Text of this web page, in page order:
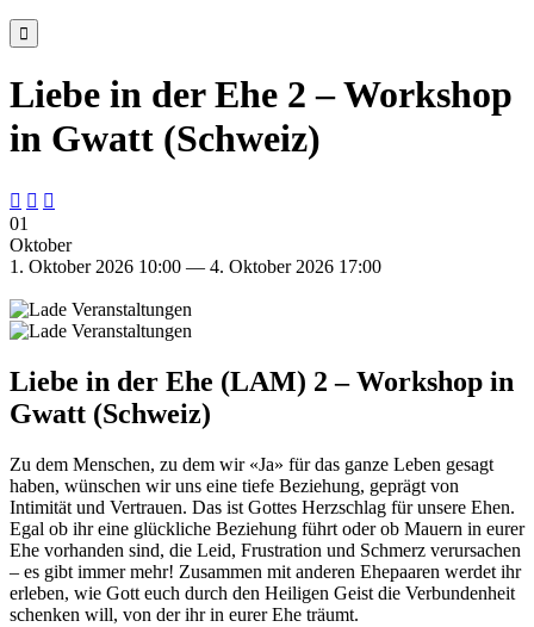

Liebe in der Ehe 2 – Workshop
in Gwatt (Schweiz)
  
01
Oktober
1. Oktober 2026 10:00 — 4. Oktober 2026 17:00
Liebe in der Ehe (LAM) 2 – Workshop in
Gwatt (Schweiz)
Zu dem Menschen, zu dem wir «Ja» für das ganze Leben gesagt
haben, wünschen wir uns eine tiefe Beziehung, geprägt von
Intimität und Vertrauen. Das ist Gottes Herzschlag für unsere Ehen.
Egal ob ihr eine glückliche Beziehung führt oder ob Mauern in eurer
Ehe vorhanden sind, die Leid, Frustration und Schmerz verursachen
– es gibt immer mehr! Zusammen mit anderen Ehepaaren werdet ihr
erleben, wie Gott euch durch den Heiligen Geist die Verbundenheit
schenken will, von der ihr in eurer Ehe träumt.